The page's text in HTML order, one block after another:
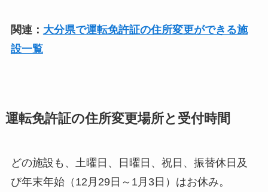
関連： 大分県で運転免許証の住所変更ができる施
設一覧
運転免許証の住所変更場所と受付時間
どの施設も、土曜日、日曜日、祝日、振替休日及
び年末年始（12月29日～1月3日）はお休み。